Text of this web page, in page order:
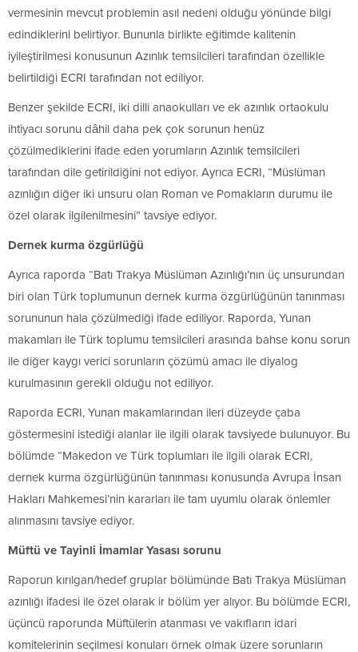
vermesinin mevcut problemin asıl nedeni olduğu yönünde bilgi
edindiklerini belirtiyor. Bununla birlikte eğitimde kalitenin
iyileştirilmesi konusunun Azınlık temsilcileri tarafından özellikle
belirtildiği ECRI tarafından not ediliyor.
Benzer şekilde ECRI, iki dilli anaokulları ve ek azınlık ortaokulu
ihtiyacı sorunu dâhil daha pek çok sorunun henüz
çözülmediklerini ifade eden yorumların Azınlık temsilcileri
tarafından dile getirildiğini not ediyor. Ayrıca ECRI, “Müslüman
azınlığın diğer iki unsuru olan Roman ve Pomakların durumu ile
özel olarak ilgilenilmesini” tavsiye ediyor.
Dernek kurma özgürlüğü
Ayrıca raporda “Batı Trakya Müslüman Azınlığı’nın üç unsurundan
biri olan Türk toplumunun dernek kurma özgürlüğünün tanınması
sorununun hala çözülmediği ifade ediliyor. Raporda, Yunan
makamları ile Türk toplumu temsilcileri arasında bahse konu sorun
ile diğer kaygı verici sorunların çözümü amacı ile diyalog
kurulmasının gerekli olduğu not ediliyor.
Raporda ECRI, Yunan makamlarından ileri düzeyde çaba
göstermesini istediği alanlar ile ilgili olarak tavsiyede bulunuyor. Bu
bölümde “Makedon ve Türk toplumları ile ilgili olarak ECRI,
dernek kurma özgürlüğünün tanınması konusunda Avrupa İnsan
Hakları Mahkemesi’nin kararları ile tam uyumlu olarak önlemler
alınmasını tavsiye ediyor.
Müftü ve Tayinli İmamlar Yasası sorunu
Raporun kırılgan/hedef gruplar bölümünde Batı Trakya Müslüman
azınlığı ifadesi ile özel olarak ir bölüm yer alıyor. Bu bölümde ECRI,
üçüncü raporunda Müftülerin atanması ve vakıfların idari
komitelerinin seçilmesi konuları örnek olmak üzere sorunların